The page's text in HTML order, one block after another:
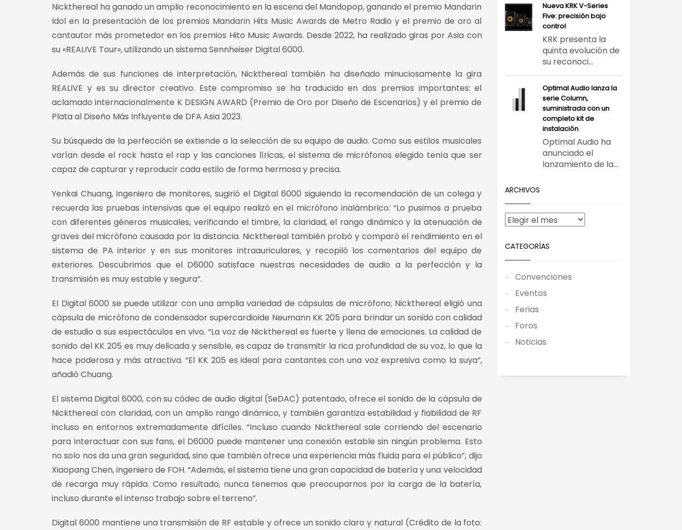
Nickthereal ha ganado un amplio reconocimiento en la escena del Mandopop, ganando el premio Mandarin
Idol en la presentación de los premios Mandarin Hits Music Awards de Metro Radio y el premio de oro al
cantautor más prometedor en los premios Hito Music Awards. Desde 2022, ha realizado giras por Asia con
su «REALIVE Tour», utilizando un sistema Sennheiser Digital 6000.
Además de sus funciones de interpretación, Nickthereal también ha diseñado minuciosamente la gira
REALIVE y es su director creativo. Este compromiso se ha traducido en dos premios importantes: el
aclamado internacionalmente K DESIGN AWARD (Premio de Oro por Diseño de Escenarios) y el premio de
Plata al Diseño Más Influyente de DFA Asia 2023.
Su búsqueda de la perfección se extiende a la selección de su equipo de audio. Como sus estilos musicales
varían desde el rock hasta el rap y las canciones líricas, el sistema de micrófonos elegido tenía que ser
capaz de capturar y reproducir cada estilo de forma hermosa y precisa.
Yenkai Chuang, ingeniero de monitores, sugirió el Digital 6000 siguiendo la recomendación de un colega y
recuerda las pruebas intensivas que el equipo realizó en el micrófono inalámbrico: “Lo pusimos a prueba
con diferentes géneros musicales, verificando el timbre, la claridad, el rango dinámico y la atenuación de
graves del micrófono causada por la distancia. Nickthereal también probó y comparó el rendimiento en el
sistema de PA interior y en sus monitores intraauriculares, y recopiló los comentarios del equipo de
exteriores. Descubrimos que el D6000 satisface nuestras necesidades de audio a la perfección y la
transmisión es muy estable y segura”.
El Digital 6000 se puede utilizar con una amplia variedad de cápsulas de micrófono; Nickthereal eligió una
cápsula de micrófono de condensador supercardioide Neumann KK 205 para brindar un sonido con calidad
de estudio a sus espectáculos en vivo. “La voz de Nickthereal es fuerte y llena de emociones. La calidad de
sonido del KK 205 es muy delicada y sensible, es capaz de transmitir la rica profundidad de su voz, lo que la
hace poderosa y más atractiva. “El KK 205 es ideal para cantantes con una voz expresiva como la suya”,
añadió Chuang.
El sistema Digital 6000, con su códec de audio digital (SeDAC) patentado, ofrece el sonido de la cápsula de
Nickthereal con claridad, con un amplio rango dinámico, y también garantiza estabilidad y fiabilidad de RF
incluso en entornos extremadamente difíciles. “Incluso cuando Nickthereal sale corriendo del escenario
para interactuar con sus fans, el D6000 puede mantener una conexión estable sin ningún problema. Esto
no solo nos da una gran seguridad, sino que también ofrece una experiencia más fluida para el público”, dijo
Xiaopang Chen, ingeniero de FOH. “Además, el sistema tiene una gran capacidad de batería y una velocidad
de recarga muy rápida. Como resultado, nunca tenemos que preocuparnos por la carga de la batería,
incluso durante el intenso trabajo sobre el terreno”.
Digital 6000 mantiene una transmisión de RF estable y ofrece un sonido claro y natural (Crédito de la foto:
Nueva KRK V-Series
Five: precisión bajo
control
KRK presenta la
quinta evolución de
su reconoci...
Optimal Audio lanza la
serie Column,
suministrada con un
completo kit de
instalación
Optimal Audio ha
anunciado el
lanzamiento de la...
ARCHIVOS
CATEGORÍAS
Convenciones
Eventos
Ferias
Foros
Noticias